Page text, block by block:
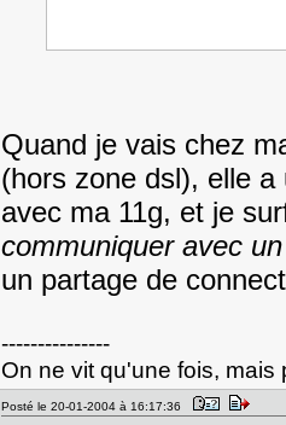
Quand je vais chez
(hors zone dsl), elle
avec ma 11g, et je
communiquer avec
un partage de
---------------
On ne vit qu'une fois, mais
Posté le 20-01-2004 à 16:17:36